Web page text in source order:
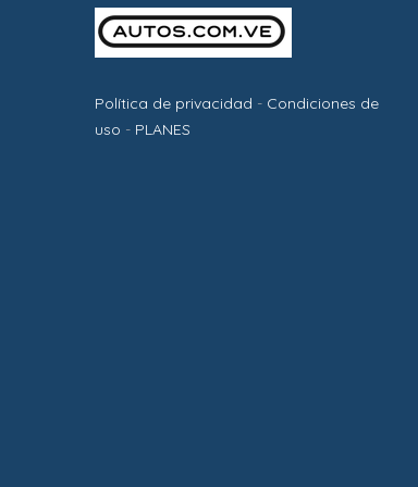
Política de privacidad - Condiciones de
uso - PLANES